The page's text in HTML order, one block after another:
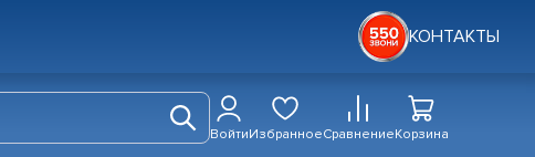
КОНТАКТЫ
ВойтиИзбранноеСравнениеКорзина